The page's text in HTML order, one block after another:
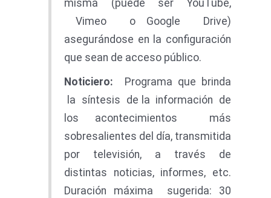
misma (puede ser YouTube,
Vimeo o Google Drive)
asegurándose en la configuración
que sean de acceso público.
N oticiero:
Programa que brinda
la síntesis de la información de
los acontecimientos más
sobresalientes del día, transmitida
por televisión, a través de
distintas noticias, informes, etc.
Duración máxima sugerida: 30